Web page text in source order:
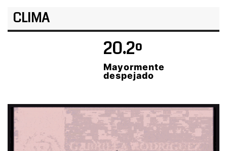
CLIMA
20.2º
Mayormente
despejado